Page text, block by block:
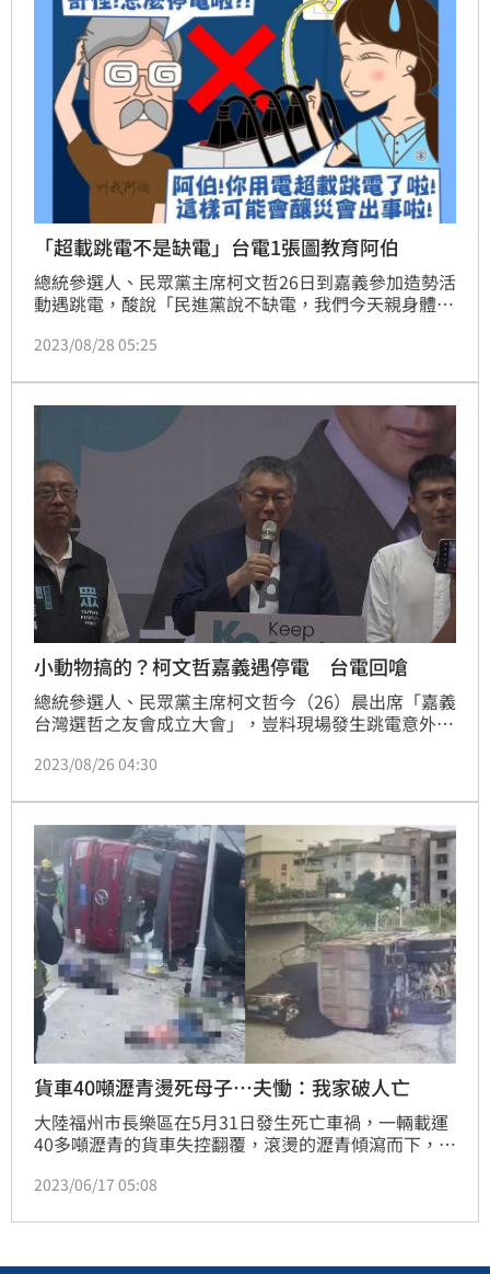
「超載跳電不是缺電」台電1張圖教育阿伯
總統參選人、民眾黨主席柯文哲26日到嘉義參加造勢活
動遇跳電，酸說「民進黨說不缺電，我們今天親身體
清是因用電超載，燒損接戶線才停電；台電今(28)日再
跳電第一動作不是打電話給台電，而是找出原因和檢查
用電負荷。（賴俊佑）
2023/08/28 05:25
小動物搞的？柯文哲嘉義遇停電 台電回嗆
總統參選人、民眾黨主席柯文哲今（26）晨出席「嘉義
台灣選哲之友會成立大會」，豈料現場發生跳電意外，
體驗！」、「台電說又是小動物搞的嗎？還是嘉義明文
只有這家餐廳停電。（記者：王翊綺）
2023/08/26 04:30
貨車40噸瀝青燙死母子…夫慟：我家破人亡
大陸福州市長樂區在5月31日發生死亡車禍，一輛載運
40多噸瀝青的貨車失控翻覆，滾燙的瀝青傾瀉而下，埋
救後雙雙不治身亡。
2023/06/17 05:08